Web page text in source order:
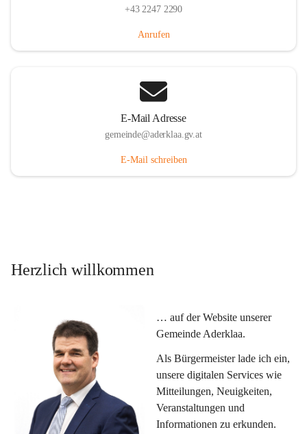
+43 2247 2290
Anrufen
E-Mail Adresse
gemeinde@aderklaa.gv.at
E-Mail schreiben
Herzlich willkommen
… auf der Website unserer
Gemeinde Aderklaa.
Als Bürgermeister lade ich ein,
unsere digitalen Services wie
Mitteilungen, Neuigkeiten,
Veranstaltungen und
Informationen zu erkunden.